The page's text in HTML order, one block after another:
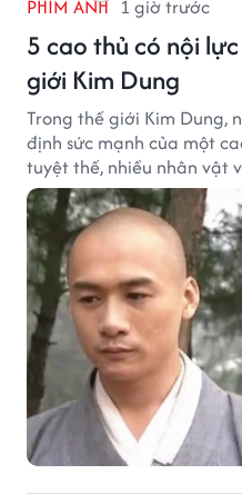
PHIM ẢNH 1 giờ trước
5 cao thủ có nội
giới Kim Dung
Trong thế giới Kim Dung,
định sức mạnh của một
tuyệt thế, nhiều nhân vật
dưới đây về độ thâm hậu